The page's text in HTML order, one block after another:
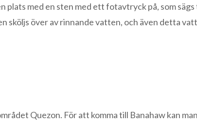
med en sten med ett fotavtryck på, som sägs
sköljs över av rinnande vatten, och även detta
Quezon. För att komma till Banahaw kan